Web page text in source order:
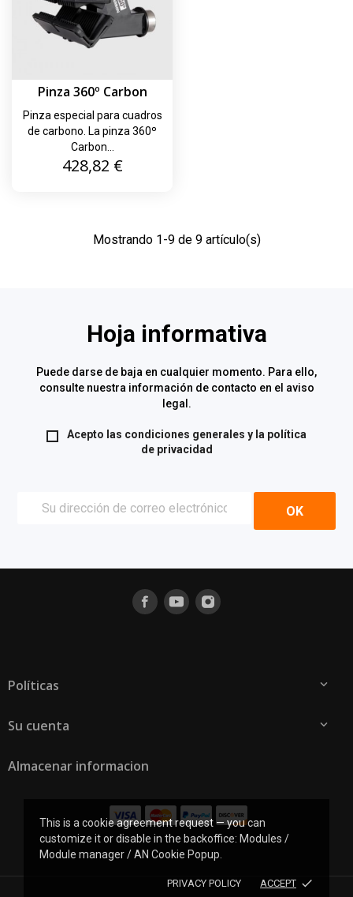
This is a cookie agreement request — you can
customize it or disable in the backoffice: Modules /
Module manager / AN Cookie Popup.
PRIVACY POLICY ACCEPT done
Pinza 360º Carbon
Pinza especial para cuadros
de carbono. La pinza 360º
Carbon...
Precio
428,82 €
Mostrando 1-9 de 9 artículo(s)
Hoja informativa
Puede darse de baja en cualquier momento. Para ello,
consulte nuestra información de contacto en el aviso
legal.
Acepto las condiciones generales y la política
de privacidad
Políticas 
Su cuenta 
Almacenar informacion